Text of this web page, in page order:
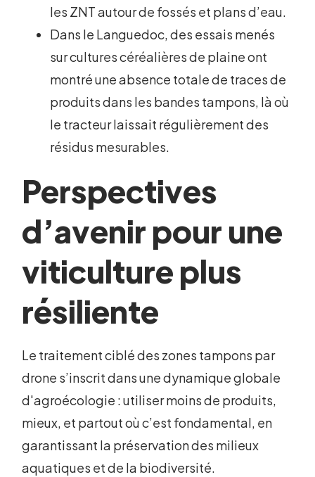
les ZNT autour de fossés et plans d’eau.
Dans le Languedoc, des essais menés
sur cultures céréalières de plaine ont
montré une absence totale de traces de
produits dans les bandes tampons, là où
le tracteur laissait régulièrement des
résidus mesurables.
Perspectives
d’avenir pour une
viticulture plus
résiliente
Le traitement ciblé des zones tampons par
drone s’inscrit dans une dynamique globale
d'agroécologie : utiliser moins de produits,
mieux, et partout où c’est fondamental, en
garantissant la préservation des milieux
aquatiques et de la biodiversité.